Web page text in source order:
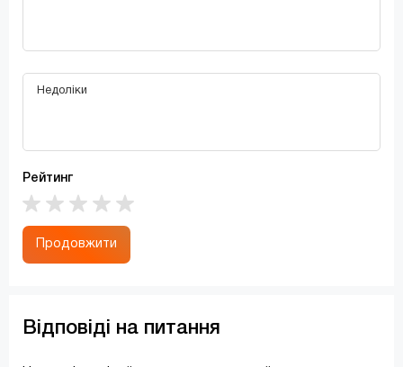
Рейтинг
Продовжити
Відповіді на питання